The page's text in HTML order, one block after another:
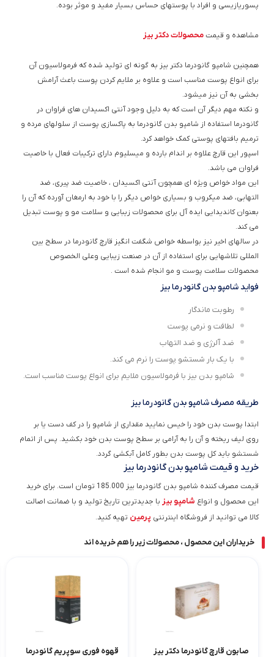
پسوریازیسی و افراد با پوستهای حساس بسیار مفید و موثر بوده.
مشاهده و قیمتمحصولات دکتر بیز
همچنین شامپو گانودرما دکتر بیز به گونه ای تولید شده که فرمولاسیون آن
برای انواع پوست مناسب است و علاوه بر ملایم کردن پوست باعث آرامش
بخشی به آن نیز میشود.
و نکته مهم دیگر آن است که به دلیل وجود آنتی اکسیدان های فراوان در
گانودرما استفاده از شامپو بدن گانودرما به پاکسازی پوست از سلولهای مرده و
ترمیم بافتهای پوستی کمک خواهد کرد.
اسپور این قارچ علاوه بر اندام بارده و میسلیوم دارای ترکیبات فعال با خاصیت
فراوان می باشد.
این مواد خواص ویژه ای همچون آنتی اکسیدان ، خاصیت ضد پیری، ضد
التهابی، ضد میکروب و بسیاری خواص دیگر را با خود به ارمغان آورده که آن را
بعنوان کاندیدایی ایده آل برای محصولات زیبایی و سلامت مو و پوست تبدیل
می کند.
در سالهای اخیر نیز بواسطه خواص شگفت انگیز قارچ گانودرما در سطح بین
المللی تلاشهایی برای استفاده از آن در صنعت زیبایی وعلی الخصوص
محصولات سلامت پوست و مو انجام شده است .
فواید شامپو بدن گانودرما بیز
رطوبت ماندگار
لطافت و نرمی پوست
ضد آلرژی و ضد التهاب
با یک بار شستشو پوست را نرم می کند.
شامپو بدن بیز با فرمولاسیون ملایم برای انواع پوست مناسب است.
طریقه مصرف شامپو بدن گانودرما بیز
ابتدا پوست بدن خود را خیس نمایید مقداری از شامپو را در کف دست یا بر
روی لیف ریخته و آن را به آرامی بر سطح پوست بدن خود بکشید. پس از اتمام
شستشو باید کل پوست بدن بطور کامل آبکشی گردد.
خرید و قیمت شامپو بدن گانودرما بیز
قیمت مصرف کننده شامپو بدن گانودرما بیز 185.000 تومان است. برای خرید
این محصول و انواع شامپو بیز با جدیدترین تاریخ تولید و با ضمانت اصالت
کالا می توانید از فروشگاه اینترنتی پرمین تهیه کنید.
خریداران این محصول ، محصولات زیر را هم خریده اند
صابون قارچ گانودرما دکتر بیز
قهوه فوری سوپریم گانودرما